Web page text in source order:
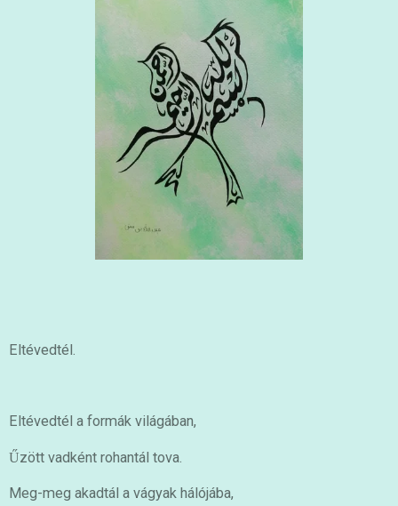
Eltévedtél.
Eltévedtél a formák világában,
Űzött vadként rohantál tova.
Meg-meg akadtál a vágyak hálójába,